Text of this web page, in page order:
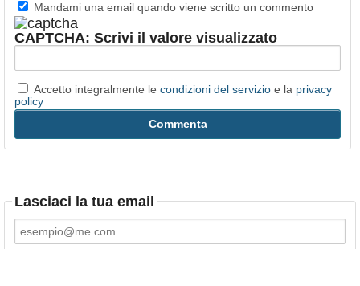
Mandami una email quando viene scritto un commento
CAPTCHA: Scrivi il valore visualizzato
Accetto integralmente le condizioni del servizio e la privacy
policy
Lasciaci la tua email